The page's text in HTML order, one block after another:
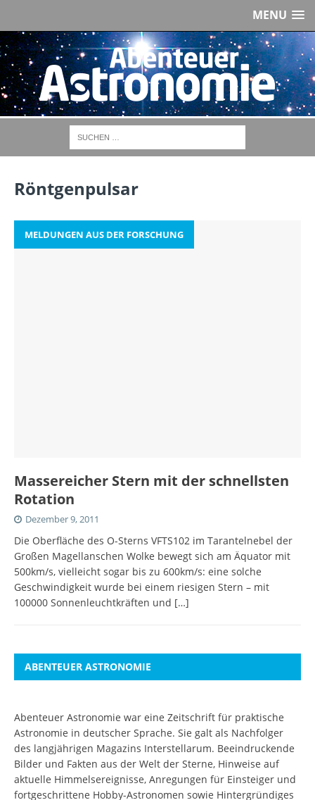
MENU
Röntgenpulsar
MELDUNGEN AUS DER FORSCHUNG
Massereicher Stern mit der schnellsten
Rotation
Dezember 9, 2011
Die Oberfläche des O-Sterns VFTS102 im Tarantelnebel der
Großen Magellanschen Wolke bewegt sich am Äquator mit
500km/s, vielleicht sogar bis zu 600km/s: eine solche
Geschwindigkeit wurde bei einem riesigen Stern – mit
100000 Sonnenleuchtkräften und […]
ABENTEUER ASTRONOMIE
Abenteuer Astronomie war eine Zeitschrift für praktische
Astronomie in deutscher Sprache. Sie galt als Nachfolger
des langjährigen Magazins Interstellarum. Beeindruckende
Bilder und Fakten aus der Welt der Sterne, Hinweise auf
aktuelle Himmelsereignisse, Anregungen für Einsteiger und
fortgeschrittene Hobby-Astronomen sowie Hintergründiges